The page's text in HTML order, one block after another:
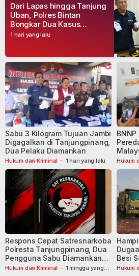
1 hari yang lalu
Dari Lapas hingga Tanjung
Uban, Polres Bintan
Bongkar Dua Kasus
Narkoba, Empat Tersangka
Hukum dan Kriminal - 1 hari yang lalu
Sabu 3 Kilogram Tujuan Jambi
Digagalkan di Tanjungpinang,
Dua Pelaku Diamankan
Hukum
Hukum dan Kriminal - 1 minggu yang
Respons Cepat Satresnarkoba
Polresta Tanjungpinang, Dua
Pengguna Sabu Diamankan
Usai Dilaporkan ke Call Center
Hukum
Besi